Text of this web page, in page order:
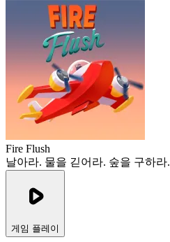
Fire Flush
날아라. 물을 긷어라. 숲을 구하라.
게임 플레이